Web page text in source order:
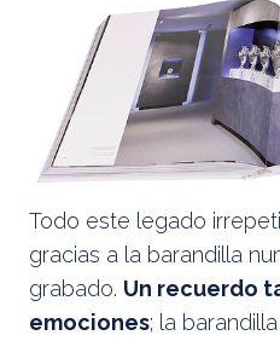
Todo este legado
gracias a la barandilla
grabado. Un recuerdo
emociones; la